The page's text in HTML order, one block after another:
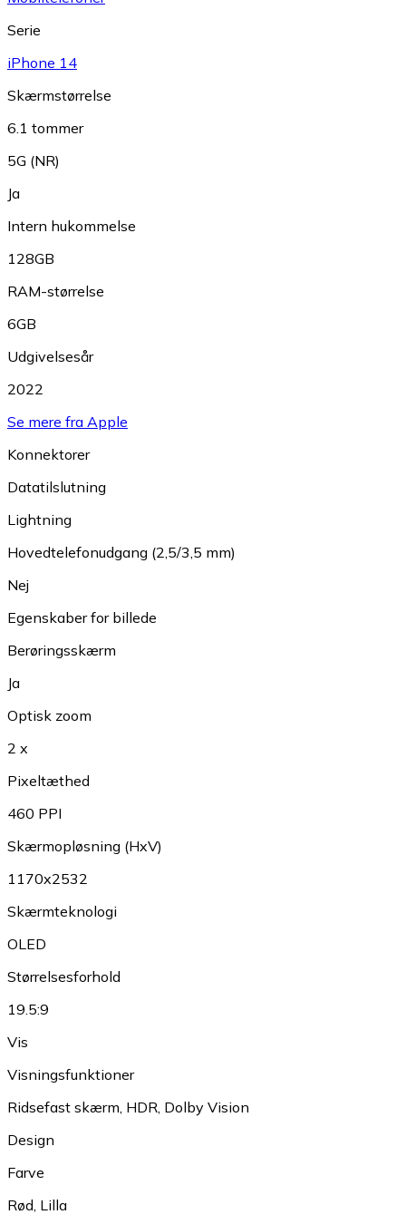
Serie
iPhone 14
Skærmstørrelse
6.1 tommer
5G (NR)
Ja
Intern hukommelse
128GB
RAM-størrelse
6GB
Udgivelsesår
2022
Se mere fra Apple
Konnektorer
Datatilslutning
Lightning
Hovedtelefonudgang (2,5/3,5 mm)
Nej
Egenskaber for billede
Berøringsskærm
Ja
Optisk zoom
2 x
Pixeltæthed
460 PPI
Skærmopløsning (HxV)
1170x2532
Skærmteknologi
OLED
Størrelsesforhold
19.5:9
Vis
Visningsfunktioner
Ridsefast skærm, HDR, Dolby Vision
Design
Farve
Rød, Lilla